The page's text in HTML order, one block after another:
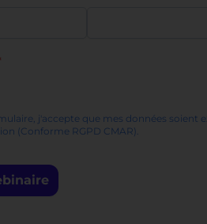
j'accepte que mes données soient
(Conforme RGPD CMAR).